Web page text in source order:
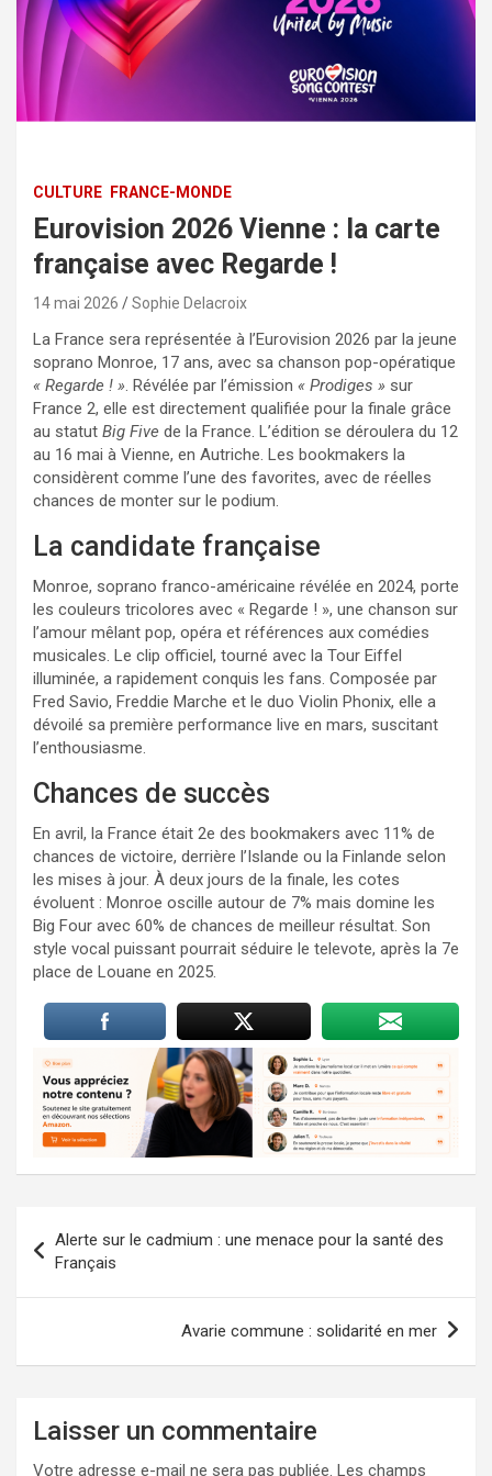
CULTURE FRANCE-MONDE
Eurovision 2026 Vienne : la carte
française avec Regarde !
14 mai 2026 Sophie Delacroix
La France sera représentée à l’Eurovision 2026 par la jeune
soprano Monroe, 17 ans, avec sa chanson pop-opératique
« Regarde ! ». Révélée par l’émission « Prodiges » sur
France 2, elle est directement qualifiée pour la finale grâce
au statut Big Five de la France. L’édition se déroulera du 12
au 16 mai à Vienne, en Autriche. Les bookmakers la
considèrent comme l’une des favorites, avec de réelles
chances de monter sur le podium.
La candidate française
Monroe, soprano franco-américaine révélée en 2024, porte
les couleurs tricolores avec « Regarde ! », une chanson sur
l’amour mêlant pop, opéra et références aux comédies
musicales. Le clip officiel, tourné avec la Tour Eiffel
illuminée, a rapidement conquis les fans. Composée par
Fred Savio, Freddie Marche et le duo Violin Phonix, elle a
dévoilé sa première performance live en mars, suscitant
l’enthousiasme.
Chances de succès
En avril, la France était 2e des bookmakers avec 11% de
chances de victoire, derrière l’Islande ou la Finlande selon
les mises à jour. À deux jours de la finale, les cotes
évoluent : Monroe oscille autour de 7% mais domine les
Big Four avec 60% de chances de meilleur résultat. Son
style vocal puissant pourrait séduire le televote, après la 7e
place de Louane en 2025.
de
l’article
Alerte sur le cadmium : une menace pour la santé des
Français
Avarie commune : solidarité en mer
Laisser un commentaire
Votre adresse e-mail ne sera pas publiée. Les champs